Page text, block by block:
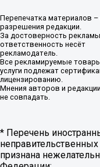
Перепечатка материалов –
разрешения редакции.
За достоверность рекламы
ответственность несёт
рекламодатель.
Все рекламируемые
услуги подлежат
лицензированию.
Мнения авторов и
не совпадать.
* Перечень
признана